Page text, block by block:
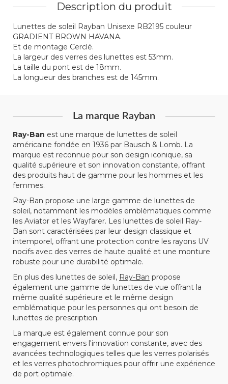
Description du produit
Lunettes de soleil Rayban Unisexe RB2195 couleur
GRADIENT BROWN HAVANA.
Et de montage Cerclé.
La largeur des verres des lunettes est 53mm.
La taille du pont est de 18mm.
La longueur des branches est de 145mm.
La marque Rayban
Ray-Ban est une marque de lunettes de soleil
américaine fondée en 1936 par Bausch & Lomb. La
marque est reconnue pour son design iconique, sa
qualité supérieure et son innovation constante, offrant
des produits haut de gamme pour les hommes et les
femmes.
Ray-Ban propose une large gamme de lunettes de
soleil, notamment les modèles emblématiques comme
les Aviator et les Wayfarer. Les lunettes de soleil Ray-
Ban sont caractérisées par leur design classique et
intemporel, offrant une protection contre les rayons UV
nocifs avec des verres de haute qualité et une monture
robuste pour une durabilité optimale.
En plus des lunettes de soleil, Ray-Ban propose
également une gamme de lunettes de vue offrant la
même qualité supérieure et le même design
emblématique pour les personnes qui ont besoin de
lunettes de prescription.
La marque est également connue pour son
engagement envers l'innovation constante, avec des
avancées technologiques telles que les verres polarisés
et les verres photochromiques pour offrir une expérience
de port optimale.